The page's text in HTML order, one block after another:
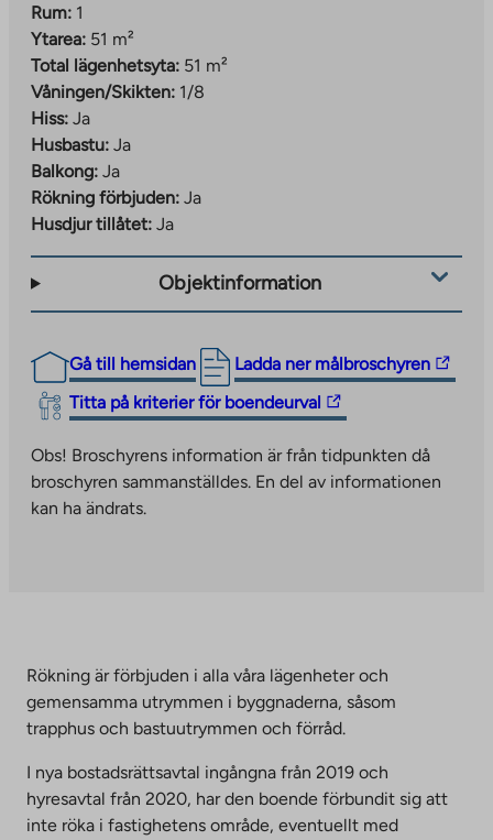
Rum: 1
Ytarea: 51 m²
Total lägenhetsyta: 51 m²
Våningen/Skikten: 1/8
Hiss: Ja
Husbastu: Ja
Balkong: Ja
Rökning förbjuden: Ja
Husdjur tillåtet: Ja
Objektinformation
Gå till hemsidan Ladda ner målbroschyren
The
link
takes
to
an
new
tab
Titta på kriterier för boendeurval
The
link
takes
you
to
in
new
Obs! Broschyrens information är från tidpunkten då
broschyren sammanställdes. En del av informationen
kan ha ändrats.
Rökning är förbjuden i alla våra lägenheter och
gemensamma utrymmen i byggnaderna, såsom
trapphus och bastuutrymmen och förråd.
I nya bostadsrättsavtal ingångna från 2019 och
hyresavtal från 2020, har den boende förbundit sig att
inte röka i fastighetens område, eventuellt med